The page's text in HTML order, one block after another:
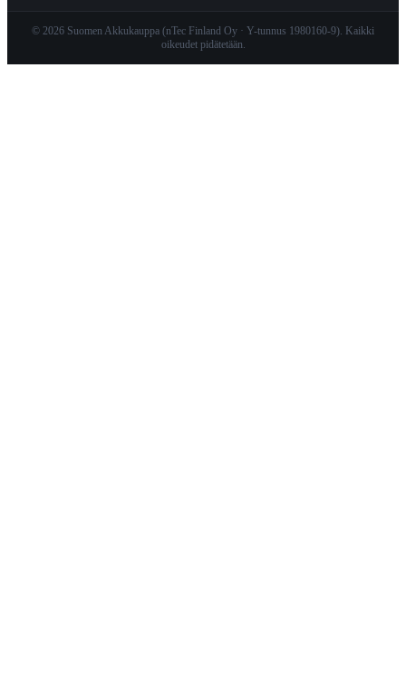
© 2026 Suomen Akkukauppa (nTec Finland Oy · Y-tunnus 1980160-9). Kaikki
oikeudet pidätetään.